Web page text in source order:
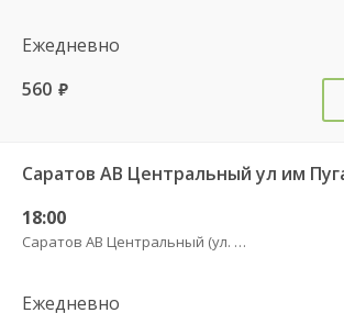
Ежедневно
560 руб.
18:00
Саратов АВ Центральный (ул. им. Пугачева, 179 А)
Ежедневно